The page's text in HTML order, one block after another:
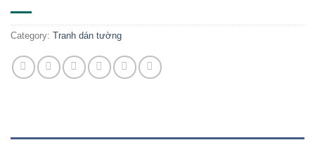
Category: Tranh dán tường